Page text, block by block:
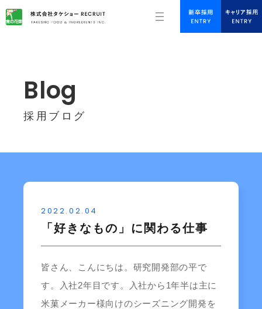
Blog
採用ブログ
2022.02.04
「好きなもの」に関わる仕事
皆さん、こんにちは。研究開発部の平で
す。入社2年目です。入社から1年半は主に
米菓メーカー様向けのシーズニング開発を